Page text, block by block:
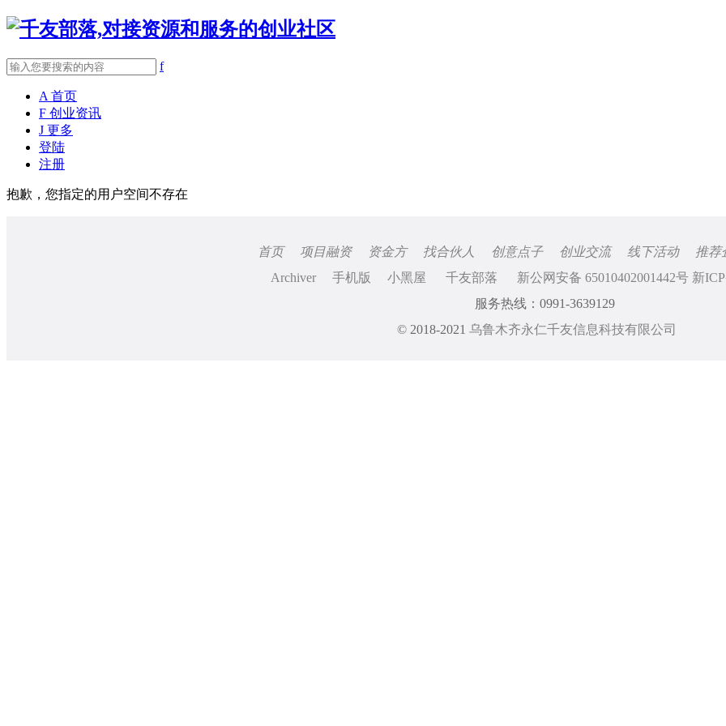
f
A 首页
F 创业资讯
J 更多
登陆
注册
抱歉，您指定的用户空间不存在
首页 项目融资 资金方 找合伙人 创意点子 创业交流 线下活动
推荐
Archiver
手机版 小黑屋 千友部落
新公网安备 65010402001442号 新
服务热线：0991-3639129
© 2018-2021 乌鲁木齐永仁千友信息科技有限公司